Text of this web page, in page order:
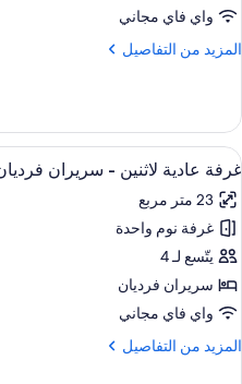
واي فاي مجاني
المزيد من التفاصيل
المزيد
غرفة
سوبريور
لفردين
استعراض
جميع
صور
غرفة
عادية
لاثنين
-
سريران
فرديان
9
غرفة عادية لاثنين - سريران
23 متر مربع
غرفة نوم واحدة
يتّسع لـ 4
سريران فرديان
واي فاي مجاني
المزيد من التفاصيل
المزيد